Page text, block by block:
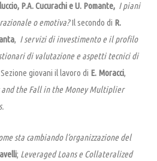
P.A. Cucurachi e U. Pomante, I piani
o emotiva?Il secondo di R.
, I servizi di investimento e il profilo
di valutazione e aspetti tecnici di
giovani il lavoro di E. Moracci,
and the Fall in the Money Multiplier
sta cambiando l’organizzazione del
; Leveraged Loans e Collateralized